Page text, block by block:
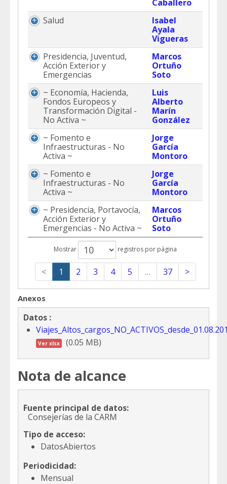
Caballero
Salud
Isabel
Ayala
Vigueras
Presidencia, Juventud,
Acción Exterior y
Emergencias
Marcos
Ortuño
Soto
~ Economía, Hacienda,
Fondos Europeos y
Transformación Digital -
No Activa ~
Luis
Alberto
Marín
González
~ Fomento e
Infraestructuras - No
Activa ~
Jorge
García
Montoro
~ Fomento e
Infraestructuras - No
Activa ~
Jorge
García
Montoro
~ Presidencia, Portavocía,
Acción Exterior y
Emergencias - No Activa ~
Marcos
Ortuño
Soto
Mostrar registros por página
< 1 2 3 4 5 … 37 >
Anexos
Datos :
Ver xlsx (0.05 MB)
Nota de alcance
Fuente principal de datos:
Consejerías de la CARM
Tipo de acceso:
DatosAbiertos
Periodicidad:
Mensual